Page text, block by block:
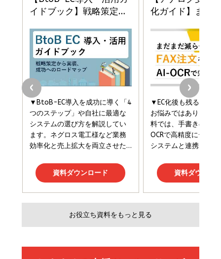
￥1,815
Brand Shift(ブランド・シフト): 「信頼」で選ばれ
る時代の成長戦略
￥2,420
マーケティングの真実 P&G・グリコで学んだ失敗
と成長の法則
￥2,200
Amazonランキングをもっと見る
anan(アンアン)2026/07/08号 No.2502[2026
年後半、あなたの恋と運命／山田涼介]
￥880
ママ投資家が育休中に１億貯めた株式投資
￥1,870
組織の成果を最大化する ルールのデザイン
￥1,980
Amazonランキングをもっと見る
￥2,750
影響力の武器［新版］：人を動かす七つの原理
￥3,190
フィードバック経営 「沈黙の組織」から「高め合う
組織」へ
Amazonランキングをもっと見る